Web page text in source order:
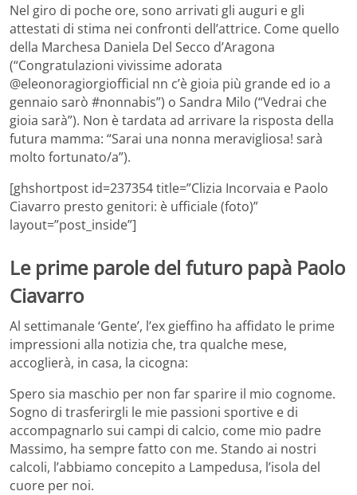
Nel giro di poche ore, sono arrivati gli auguri e gli
attestati di stima nei confronti dell’attrice. Come quello
della Marchesa Daniela Del Secco d’Aragona
(“Congratulazioni vivissime adorata
@eleonoragiorgiofficial nn c’è gioia più grande ed io a
gennaio sarò #nonnabis”) o Sandra Milo (“Vedrai che
gioia sarà”). Non è tardata ad arrivare la risposta della
futura mamma: “Sarai una nonna meravigliosa! sarà
molto fortunato/a”).
[ghshortpost id=237354 title=”Clizia Incorvaia e Paolo
Ciavarro presto genitori: è ufficiale (foto)”
layout=”post_inside”]
Le prime parole del futuro papà Paolo
Ciavarro
Al settimanale ‘Gente’, l’ex gieffino ha affidato le prime
impressioni alla notizia che, tra qualche mese,
accoglierà, in casa, la cicogna:
Spero sia maschio per non far sparire il mio cognome.
Sogno di trasferirgli le mie passioni sportive e di
accompagnarlo sui campi di calcio, come mio padre
Massimo, ha sempre fatto con me. Stando ai nostri
calcoli, l’abbiamo concepito a Lampedusa, l’isola del
cuore per noi.